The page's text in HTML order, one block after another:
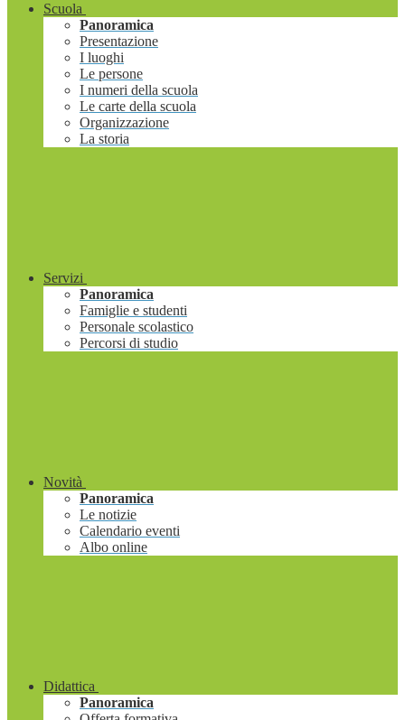
Scuola
Panoramica
Presentazione
I luoghi
Le persone
I numeri della scuola
Le carte della scuola
Organizzazione
La storia
Servizi
Panoramica
Famiglie e studenti
Personale scolastico
Percorsi di studio
Novità
Panoramica
Le notizie
Calendario eventi
Albo online
Didattica
Panoramica